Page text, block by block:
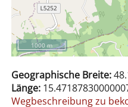
1000 m
Geographische Breite:
Länge:
Wegbeschreibung zu